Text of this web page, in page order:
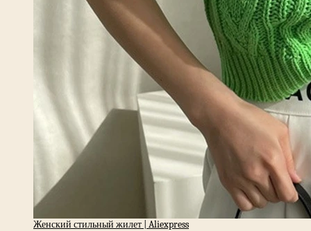
Женский стильный жилет | Aliexpress